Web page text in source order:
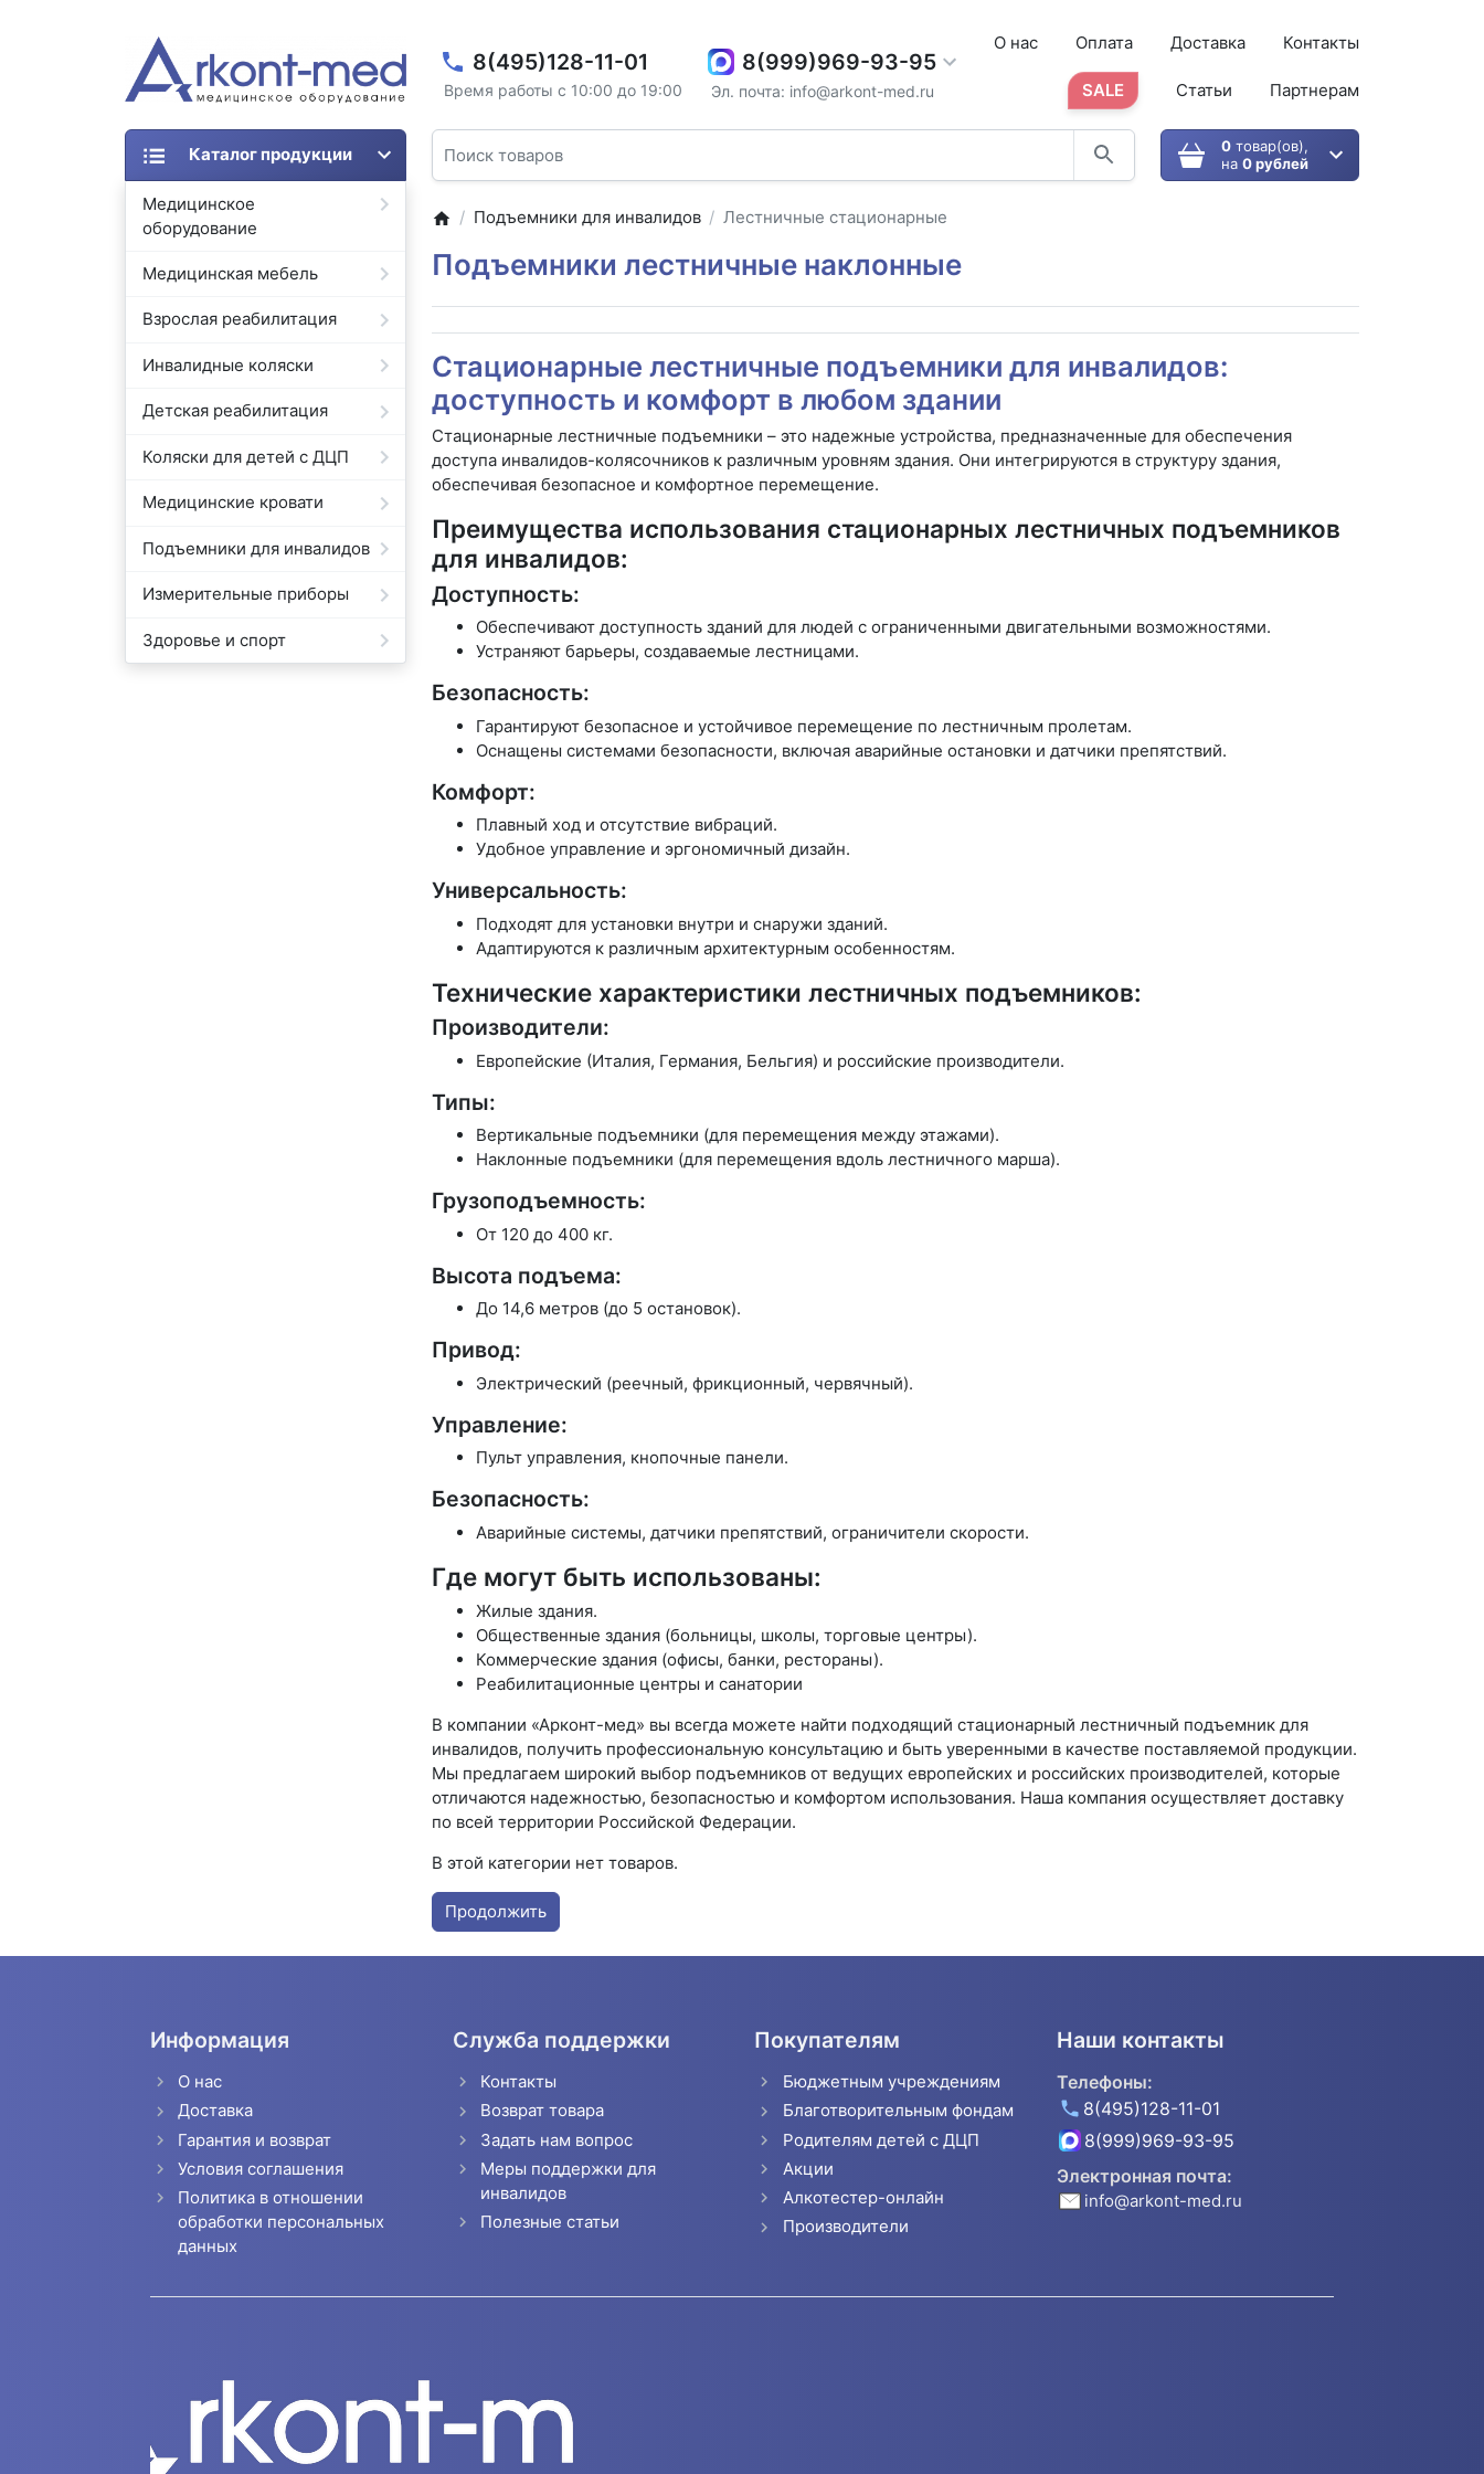
8(495)128-11-01
Время работы с 10:00 до 19:00
8(999)969-93-95
Эл. почта: info@arkont-med.ru
О нас Оплата Доставка Контакты
SALE Статьи Партнерам
0товар(ов),
на 0 рублей
Каталог продукции
Медицинское
оборудование
Медицинская мебель
Взрослая реабилитация
Инвалидные коляски
Детская реабилитация
Коляски для детей с ДЦП
Медицинские кровати
Подъемники для инвалидов
Измерительные приборы
Здоровье и спорт
Подъемники для инвалидов Лестничные стационарные
Подъемники лестничные наклонные
Стационарные лестничные подъемники для инвалидов:
доступность и комфорт в любом здании
Стационарные лестничные подъемники – это надежные устройства, предназначенные для обеспечения
доступа инвалидов-колясочников к различным уровням здания. Они интегрируются в структуру здания,
обеспечивая безопасное и комфортное перемещение.
Преимущества использования стационарных лестничных подъемников
для инвалидов:
Доступность:
Обеспечивают доступность зданий для людей с ограниченными двигательными возможностями.
Устраняют барьеры, создаваемые лестницами.
Безопасность:
Гарантируют безопасное и устойчивое перемещение по лестничным пролетам.
Оснащены системами безопасности, включая аварийные остановки и датчики препятствий.
Комфорт:
Плавный ход и отсутствие вибраций.
Удобное управление и эргономичный дизайн.
Универсальность:
Подходят для установки внутри и снаружи зданий.
Адаптируются к различным архитектурным особенностям.
Технические характеристики лестничных подъемников:
Производители:
Европейские (Италия, Германия, Бельгия) и российские производители.
Типы:
Вертикальные подъемники (для перемещения между этажами).
Наклонные подъемники (для перемещения вдоль лестничного марша).
Грузоподъемность:
От 120 до 400 кг.
Высота подъема:
До 14,6 метров (до 5 остановок).
Привод:
Электрический (реечный, фрикционный, червячный).
Управление:
Пульт управления, кнопочные панели.
Безопасность:
Аварийные системы, датчики препятствий, ограничители скорости.
Где могут быть использованы:
Жилые здания.
Общественные здания (больницы, школы, торговые центры).
Коммерческие здания (офисы, банки, рестораны).
Реабилитационные центры и санатории
В компании «Арконт-мед» вы всегда можете найти подходящий стационарный лестничный подъемник для
инвалидов, получить профессиональную консультацию и быть уверенными в качестве поставляемой продукции.
Мы предлагаем широкий выбор подъемников от ведущих европейских и российских производителей, которые
отличаются надежностью, безопасностью и комфортом использования. Наша компания осуществляет доставку
по всей территории Российской Федерации.
В этой категории нет товаров.
Продолжить
Информация
О нас
Доставка
Гарантия и возврат
Условия соглашения
Политика в отношении
обработки персональных
данных
Служба поддержки
Контакты
Возврат товара
Задать нам вопрос
Меры поддержки для
инвалидов
Полезные статьи
Покупателям
Бюджетным учреждениям
Благотворительным фондам
Родителям детей с ДЦП
Акции
Алкотестер-онлайн
Производители
Наши контакты
Телефоны:
8(495)128-11-01
8(999)969-93-95
Электронная почта:
info@arkont-med.ru